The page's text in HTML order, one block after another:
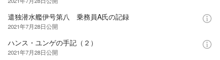
遣独潜水艦伊号第八 乗務員A氏の記録
2021年7月28日公開
ハンス・ユンゲの手記（２）
2021年7月28日公開